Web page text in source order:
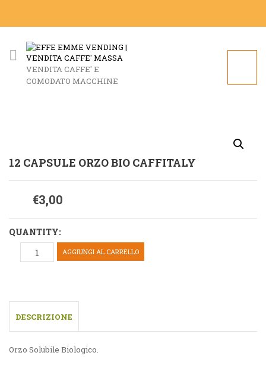
VENDITA CAFFE' E
COMODATO MACCHINE
12 CAPSULE ORZO BIO CAFFITALY
€3,00
QUANTITY:
AGGIUNGI AL CARRELLO
DESCRIZIONE
Orzo Solubile Biologico.